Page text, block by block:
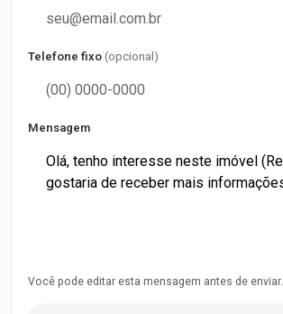
Telefone fixo (opcional)
Mensagem
Você pode editar esta mensagem antes de enviar.